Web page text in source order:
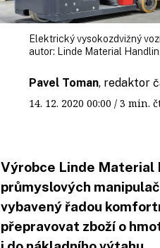
Elektrický vysokozdvižný
autor: Linde Material
Pavel Toman, redaktor
14. 12. 2020 00:00 / 3 min.
Výrobce Linde Material
průmyslových
vybavený řadou
přepravovat zboží o